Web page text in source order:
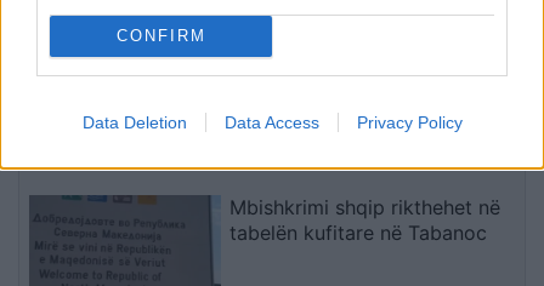
CONFIRM
Data Deletion Data Access Privacy Policy
Alarm në Greqi, Kosturi
futet në karantinë pas
dhe dhive, bllokohet
ndjekje penale për
heshtjes së tij para
Mbishkrimi shqip rikthehet në
tabelën kufitare në Tabanoc